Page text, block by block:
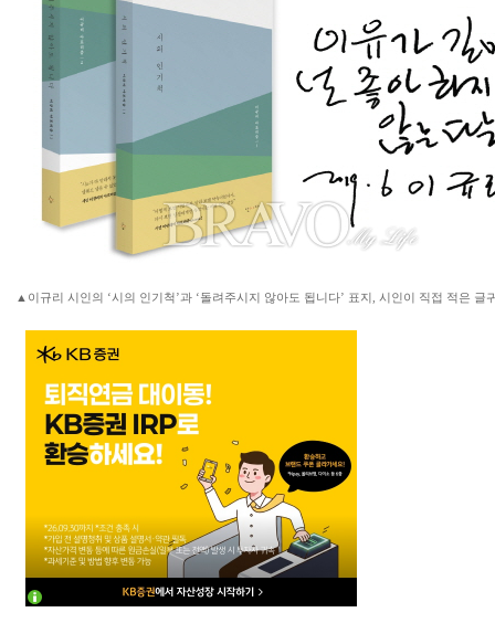
▲이규리 시인의 ‘시의 인기척’과 ‘돌려주시지 않아도 됩니다’ 표지, 시인이 직접 적은 글